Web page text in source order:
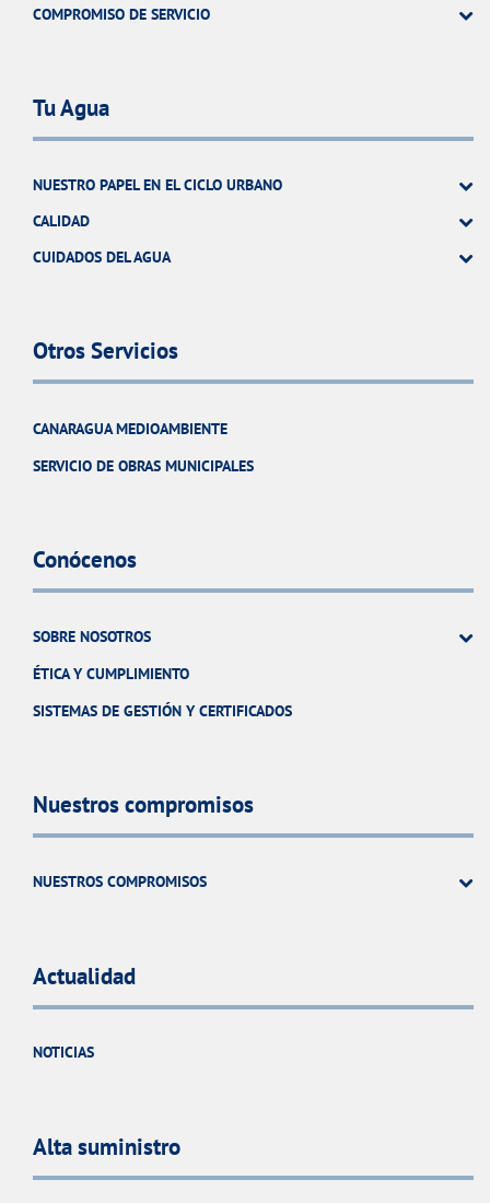
COMPROMISO DE SERVICIO
Tu Agua
NUESTRO PAPEL EN EL CICLO URBANO
CALIDAD
CUIDADOS DEL AGUA
Otros Servicios
CANARAGUA MEDIOAMBIENTE
SERVICIO DE OBRAS MUNICIPALES
Conócenos
SOBRE NOSOTROS
ÉTICA Y CUMPLIMIENTO
SISTEMAS DE GESTIÓN Y CERTIFICADOS
Nuestros compromisos
NUESTROS COMPROMISOS
Actualidad
NOTICIAS
Alta suministro